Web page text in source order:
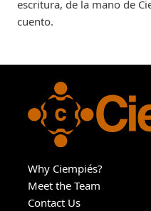
escritura, de la mano de
cuento.
Why Ciempiés?
Meet the Team
Contact Us